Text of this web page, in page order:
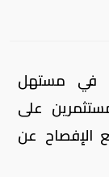
في مستهل
على
الإفصاح عن